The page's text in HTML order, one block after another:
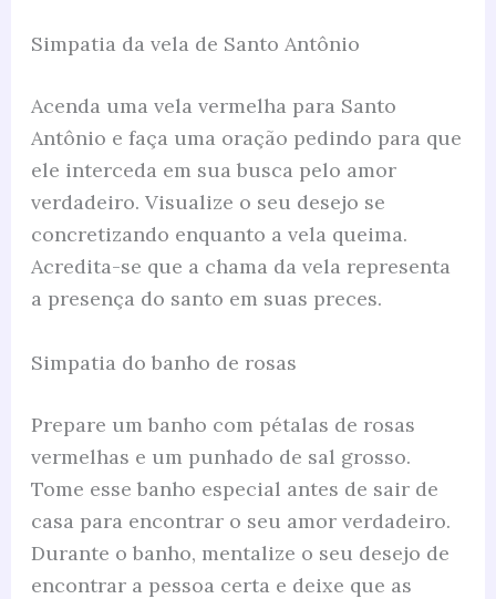
Simpatia da vela de Santo Antônio
Acenda uma vela vermelha para Santo
Antônio e faça uma oração pedindo para que
ele interceda em sua busca pelo amor
verdadeiro. Visualize o seu desejo se
concretizando enquanto a vela queima.
Acredita-se que a chama da vela representa
a presença do santo em suas preces.
Simpatia do banho de rosas
Prepare um banho com pétalas de rosas
vermelhas e um punhado de sal grosso.
Tome esse banho especial antes de sair de
casa para encontrar o seu amor verdadeiro.
Durante o banho, mentalize o seu desejo de
encontrar a pessoa certa e deixe que as